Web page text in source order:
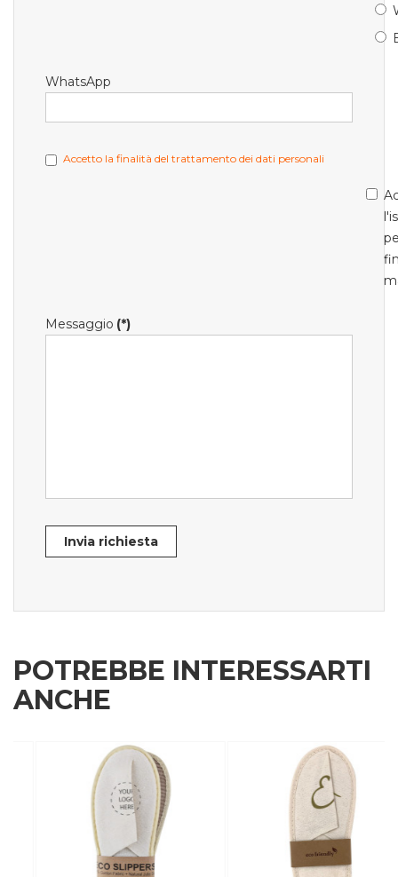
WhatsApp
Accetto la finalità del trattamento dei dati personali
Messaggio (*)
Invia richiesta
POTREBBE INTERESSARTI
ANCHE